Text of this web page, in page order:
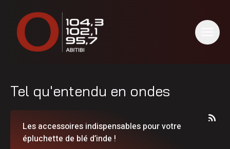
Tel qu'entendu en ondes
Les accessoires indispensables pour votre
épluchette de blé d’inde !